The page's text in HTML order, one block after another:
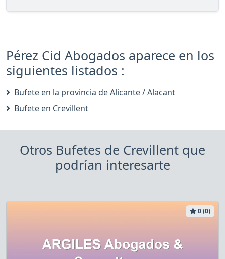
Pérez Cid Abogados aparece en los
siguientes listados :
Bufete en la provincia de Alicante / Alacant
Bufete en Crevillent
Otros Bufetes de Crevillent que
podrían interesarte
0 (0)